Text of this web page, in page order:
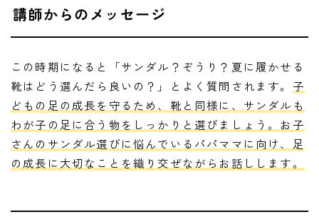
講師からのメッセージ
この時期になると「サンダル？ぞうり？夏に履かせる
靴はどう選んだら良いの？」とよく質問されます。 子
どもの足の成長を守るため、靴と同様に、サンダルも
わが子の足に合う物をしっかりと選びましょう。お子
さんのサンダル選びに悩んでいるパパママに向け、足
の成長に大切なことを織り交ぜながらお話しします。